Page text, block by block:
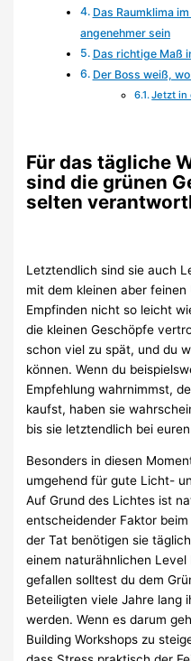
Das Raumklima
angenehmer sein
Das richtige Maß
Der Boss weiß,
Jetzt in
Für das tägliche
sind die grünen
selten
Letztendlich sind sie auch
mit dem kleinen aber
Empfinden nicht so leicht
die kleinen Geschöpfe
schon viel zu spät, und du
können. Wenn du
Empfehlung wahrnimmst,
kaufst, haben sie
bis sie letztendlich bei
Besonders in diesen
umgehend für gute Licht-
Auf Grund des Lichtes ist
entscheidender Faktor
der Tat benötigen sie
einem naturähnlichen Level
gefallen solltest du dem
Beteiligten viele Jahre lang
werden. Wenn es darum
Building Workshops zu